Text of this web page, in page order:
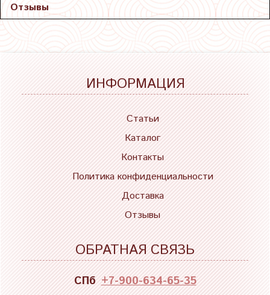
Отзывы
ИНФОРМАЦИЯ
Статьи
Каталог
Контакты
Политика конфиденциальности
Доставка
Отзывы
ОБРАТНАЯ СВЯЗЬ
СПб +7-900-634-65-35